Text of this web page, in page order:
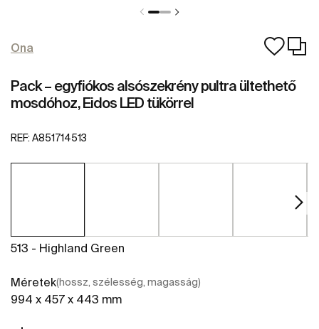
Ona
Pack – egyfiókos alsószekrény pultra ültethető
mosdóhoz, Eidos LED tükörrel
REF: A851714513
513 - Highland Green
Méretek(hossz, szélesség, magasság)
994 x 457 x 443 mm